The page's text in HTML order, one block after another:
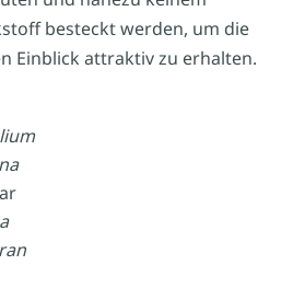
besteckt werden, um die
Einblick attraktiv zu erhalten.